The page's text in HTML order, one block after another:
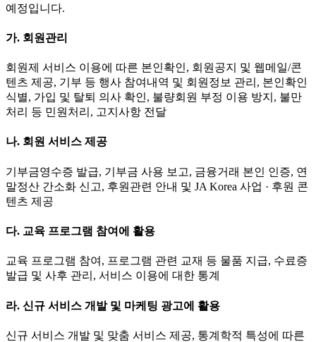
예정입니다.
가. 회원관리
회원제 서비스 이용에 따른 본인확인, 회원공지 및 웹메일/콘
텐츠 제공, 기부 등 행사 참여내역 및 회원정보 관리, 본인확인
식별, 가입 및 탈퇴 의사 확인, 불량회원 부정 이용 방지, 불만
처리 등 민원처리, 고지사항 전달
나. 회원 서비스 제공
기부금영수증 발급, 기부금 사용 보고, 금융거래 본인 인증, 연
말정산 간소화 신고, 후원관련 안내 및 JA Korea 사업 · 후원 콘
텐츠 제공
다. 교육 프로그램 참여에 활용
교육 프로그램 참여, 프로그램 관련 교재 등 물품 지급, 수료증
발급 및 사후 관리, 서비스 이용에 대한 통계
라. 신규 서비스 개발 및 마케팅 광고에 활용
신규 서비스 개발 및 맞춤 서비스 제공, 통계학적 특성에 따른